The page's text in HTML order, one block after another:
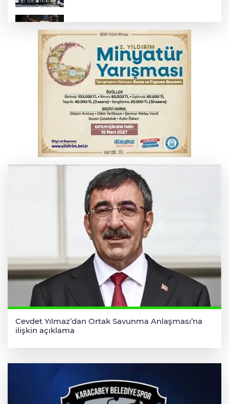
Yargıtay’dan primle çalışanlara müjde
Bakan Gürlek, Uğur Mumcu’nun ailesi ile
bir araya geldi
Serbest piyasada altın fiyatları...
Bursa’da bugün hava nasıl olacak?
Cevdet Yılmaz’dan Ortak Savunma Anlaşması’na
ilişkin açıklama